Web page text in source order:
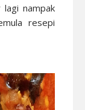
nampak
resepi